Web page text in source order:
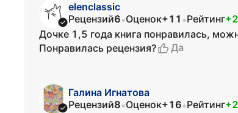
elenclassic
Рецензий6•Оценок+11 •Рейтинг+2
Дочке 1,5 года книга понравилась,
Понравилась рецензия?
Да
Галина Игнатова
Рецензий8•Оценок+16•Рейтинг+2